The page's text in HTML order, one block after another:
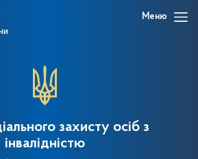
Меню
захисту осіб з
інвалідністю